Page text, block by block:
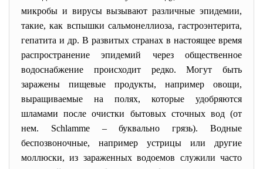
микробы и вирусы вызывают различные эпидемии,
такие, как вспышки сальмонеллиоза, гастроэнтерита,
гепатита и др. В развитых странах в настоящее время
распространение эпидемий через общественное
водоснабжение происходит редко. Могут быть
заражены пищевые продукты, например овощи,
выращиваемые на полях, которые удобряются
шламами после очистки бытовых сточных вод (от
нем. Schlamme – буквально грязь). Водные
беспозвоночные, например устрицы или другие
моллюски, из зараженных водоемов служили часто